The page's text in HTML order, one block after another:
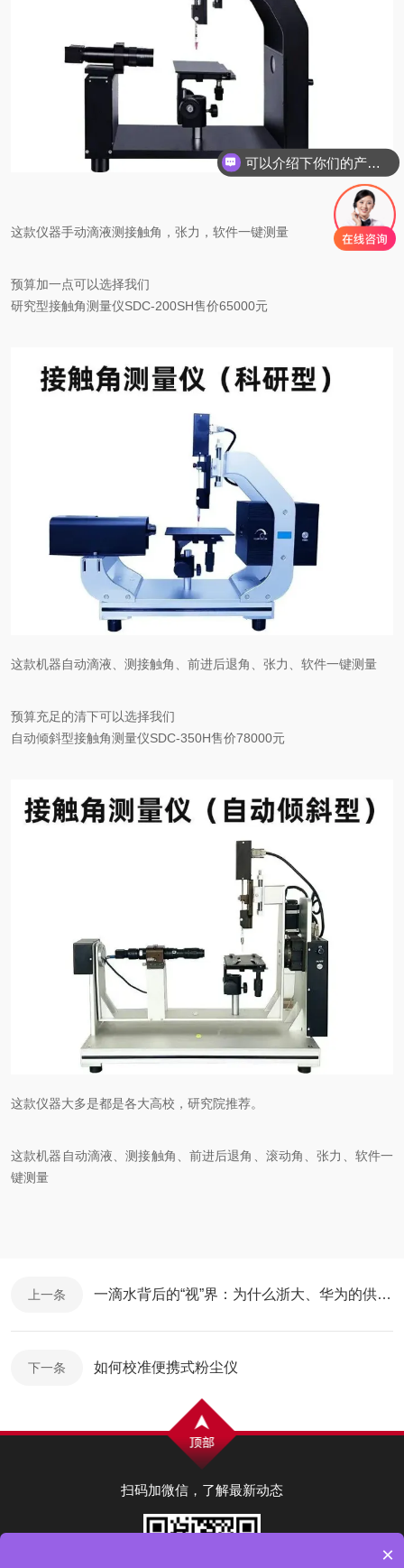
这款仪器手动滴液测接触角 ，张力，软件一键测量
预算加一点可以选择我们
研究型接触角测量仪SDC-200SH售价65000元
这款机器自动滴液、测接触角、前进后退角、张力、 软件一键测量
预算充足的清下可以选择我们
自动倾斜型接触角测量仪SDC-350H售价78000元
这款仪器大多是都是各大高校，研究院推荐。
这款机器自动滴液、测接触角、前进后退角、滚动角、张力、 软件一
键测量
上一条 一滴水背后的“视”界：为什么浙大、华为的供应商都在用这款接触角测量仪？
下一条 如何校准便携式粉尘仪
扫码加微信，了解最新动态
可以介绍下你们的产品么
×